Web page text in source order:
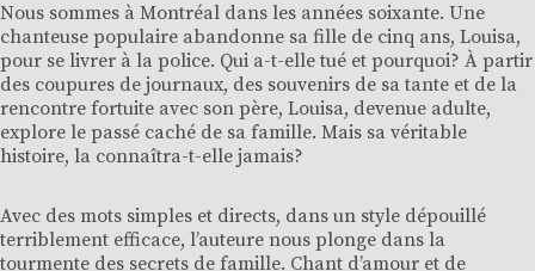
Nous sommes à Montréal dans les années soixante. Une
chanteuse populaire abandonne sa fille de cinq ans, Louisa,
pour se livrer à la police. Qui a-t-elle tué et pourquoi? À partir
des coupures de journaux, des souvenirs de sa tante et de la
rencontre fortuite avec son père, Louisa, devenue adulte,
explore le passé caché de sa famille. Mais sa véritable
histoire, la connaîtra-t-elle jamais?
Avec des mots simples et directs, dans un style dépouillé
terriblement efficace, l’auteure nous plonge dans la
tourmente des secrets de famille. Chant d’amour et de